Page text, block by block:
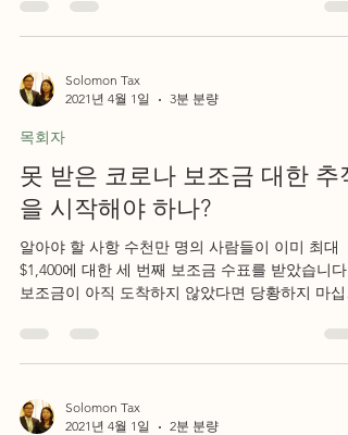
국인에게 COVID-19 구호 보조금을...
Solomon Tax
2021년 4월 1일
3분 분량
목회자
못 받은 코로나 보조금 대한 추적
을 시작해야 하나?
알아야 할 사항 수천만 명의 사람들이 이미 최대
$1,400에 대한 세 번째 보조금 수표를 받았습니다.
보조금이 아직 도착하지 않았다면 당황하지 마십
한 지급을 포함하여 수백만 달러...
Solomon Tax
2021년 4월 1일
2분 분량